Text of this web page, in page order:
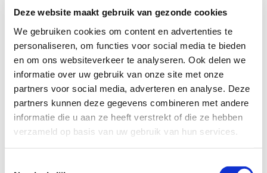
Deze website maakt gebruik van gezonde cookies
We gebruiken cookies om content en advertenties te
personaliseren, om functies voor social media te bieden
en om ons websiteverkeer te analyseren. Ook delen we
informatie over uw gebruik van onze site met onze
partners voor social media, adverteren en analyse. Deze
partners kunnen deze gegevens combineren met andere
informatie die u aan ze heeft verstrekt of die ze hebben
verzameld op basis van uw gebruik van hun services.